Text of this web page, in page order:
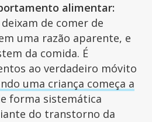
alimentar:
de comer de
uma razão aparente, e
da comida. É
ao verdadeiro móvito
uma criança começa a
forma sistemática
do transtorno da